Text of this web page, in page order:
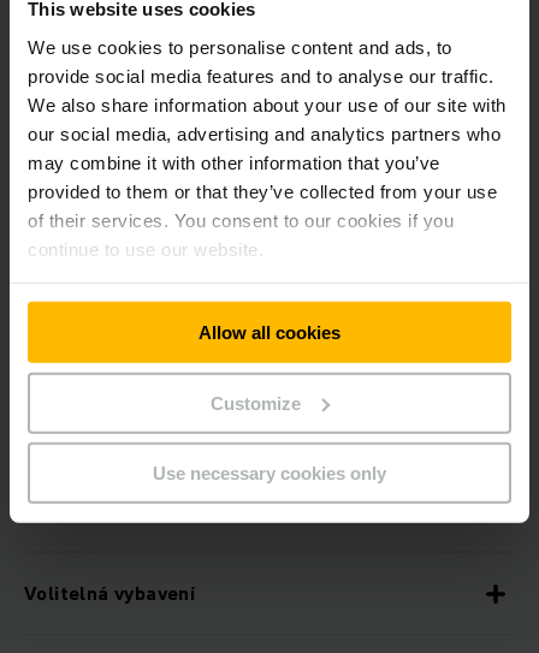
This website uses cookies
We use cookies to personalise content and ads, to
provide social media features and to analyse our traffic.
We also share information about your use of our site with
our social media, advertising and analytics partners who
may combine it with other information that you’ve
provided to them or that they’ve collected from your use
of their services. You consent to our cookies if you
continue to use our website.
Allow all cookies
Customize
Use necessary cookies only
Jednoduchá a bezpečná výměna baterie
Dostupné s lithium-iontovou technologií
Robustní konstrukce i k nejtěžšímu využití
Optimální jízda v zatáčkách
Snížené náklady na údržbu
Ergonomická hlavice oje
Všechny informace jsou kdykoli k dispozici
Volitelná vybavení